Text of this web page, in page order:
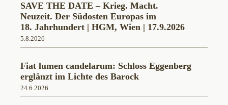
SAVE THE DATE – Krieg. Macht.
Neuzeit. Der Südosten Europas im
18. Jahrhundert | HGM, Wien | 17.9.2026
5.8.2026
Fiat lumen candelarum: Schloss Eggenberg
erglänzt im Lichte des Barock
24.6.2026